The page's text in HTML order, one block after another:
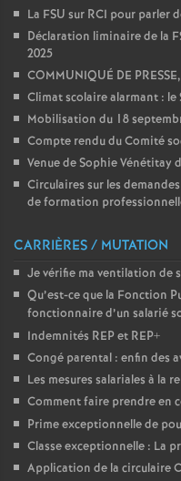
La FSU sur RCI pour parler
Déclaration liminaire de la
2025
COMMUNIQUÉ DE
Climat scolaire alarmant : le
Mobilisation du 18
Compte rendu du Comité
Venue de Sophie Vénétitay
Circulaires sur les
de formation
CARRIÈRES / MUTATION
Je vérifie ma ventilation de
Qu’est-ce que la Fonction
fonctionnaire d’un salarié
Indemnités REP et REP+
Congé parental : enfin des
Les mesures salariales à la
Comment faire prendre en
Prime exceptionnelle de
Classe exceptionnelle : La
Application de la circulaire